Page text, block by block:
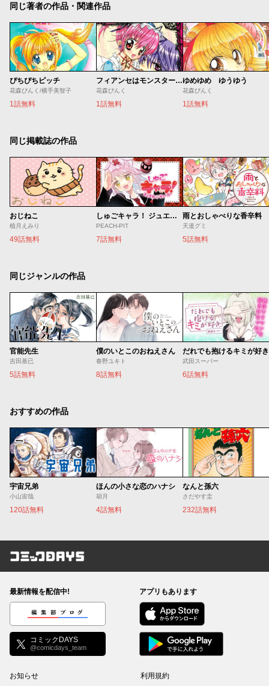
同じ著者の作品・関連作品
ぴちぴちピッチ
花森ぴんく/横手美智子
1話無料
フィアンセはモンスター！？
花森ぴんく
1話無料
ゆめゆめ ゆうゆう
花森ぴんく
1話無料
同じ掲載誌の作品
おじねこ
植月えみり
49話無料
しゅごキャラ！ ジュエルジョーカー
PEACH-PIT
7話無料
雨とおしゃべりな香辛料
天道グミ
5話無料
同じジャンルの作品
官能先生
吉田基已
5話無料
僕のいとこのおねえさん
春野ユキト
8話無料
だれでも抱けるキミが好き
武田スーパー
6話無料
おすすめの作品
宇宙兄弟
小山宙哉
120話無料
ほんの小さな恋のハナシ
胡月
4話無料
なんと孫六
さだやす圭
232話無料
コミックDAYS
最新情報を配信中!
編集部ブログ
コミックDAYS
@comicdays_team
アプリもあります
お知らせ 利用規約